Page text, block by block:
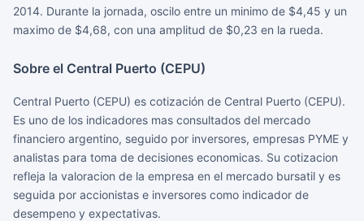
2014. Durante la jornada, oscilo entre un minimo de $4,45 y un
maximo de $4,68, con una amplitud de $0,23 en la rueda.
Sobre el Central Puerto (CEPU)
Central Puerto (CEPU) es cotización de Central Puerto (CEPU).
Es uno de los indicadores mas consultados del mercado
financiero argentino, seguido por inversores, empresas PYME y
analistas para toma de decisiones economicas. Su cotizacion
refleja la valoracion de la empresa en el mercado bursatil y es
seguida por accionistas e inversores como indicador de
desempeno y expectativas.